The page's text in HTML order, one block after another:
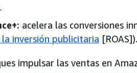
acelera las conversiones
inversión publicitaria [ROAS]).
impulsar las ventas en